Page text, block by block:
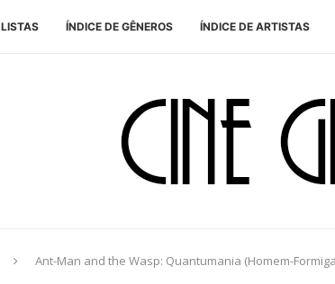
LISTAS ÍNDICE DE GÊNEROS ÍNDICE DE ARTISTAS
Ant-Man and the Wasp: Quantumania (Homem-